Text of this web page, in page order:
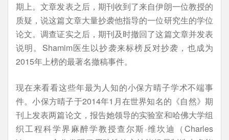
期上。文章发表之后，期刊收到了来自伊朗一位教授的
质疑，说这篇文章大量抄袭他指导的一位研究生的学位
论文。调查证实之后，期刊及时撤回了这篇文章并发表
说明。Shamim医生以抄袭来标榜反对抄袭，也成为
2015年上榜的最著名撤稿事件。
现在来看看这些年最为人知的小保方晴子学术不端事
件。小保方晴子于2014年1月在世界知名的《自然》期
刊上发表两篇论文，报告她领导的实验室和哈佛大学组
织工程科学界麻醉学教授查尔斯·维坎迪（Charles